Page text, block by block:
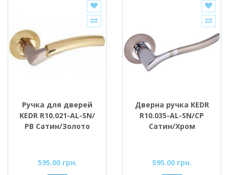
Ручка для дверей
KEDR R10.021-AL-SN/
РВ Сатин/Золото
595.00 грн.
Дверна ручка KEDR
R10.035-AL-SN/CP
Сатин/Хром
595.00 грн.